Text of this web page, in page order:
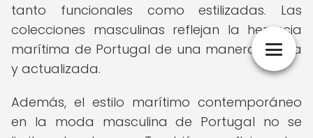
tanto funcionales como estilizadas. Las
colecciones masculinas reflejan la herencia
marítima de Portugal de una manera fresca
y actualizada.
Además, el estilo marítimo contemporáneo
en la moda masculina de Portugal no se